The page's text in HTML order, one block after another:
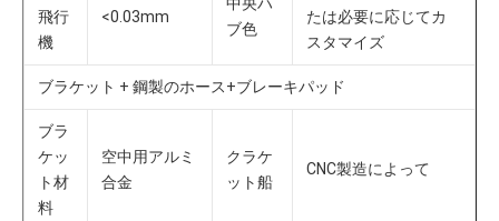
飛行
機
<0.03mm
中央ハ
ブ色
たは必要に応じてカ
スタマイズ
ブラケット + 鋼製のホース+ブレーキパッド
ブラ
ケッ
ト材
料
空中用アルミ
合金
クラケ
ット船
CNC製造によって